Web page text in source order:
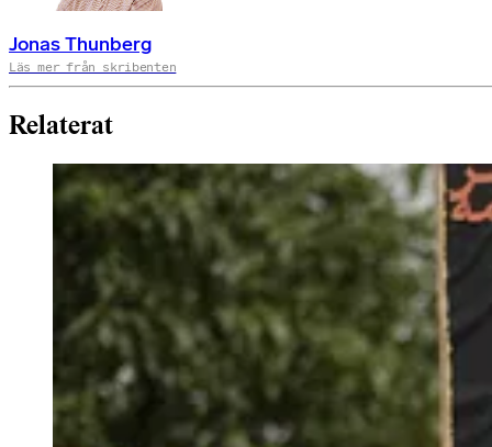
Jonas Thunberg
Läs mer från skribenten
Relaterat